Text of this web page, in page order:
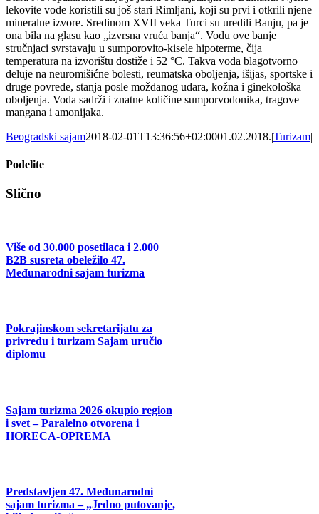
lekovite vode koristili su još stari Rimljani, koji su prvi i otkrili njene
mineralne izvore. Sredinom XVII veka Turci su uredili Banju, pa je
ona bila na glasu kao „izvrsna vruća banja“. Vodu ove banje
stručnjaci svrstavaju u sumporovito-kisele hipoterme, čija
temperatura na izvorištu dostiže i 52 °C. Takva voda blagotvorno
deluje na neuromišićne bolesti, reumatska oboljenja, išijas, sportske i
druge povrede, stanja posle moždanog udara, kožna i ginekološka
oboljenja. Voda sadrži i znatne količine sumporvodonika, tragove
mangana i amonijaka.
Beogradski sajam2018-02-01T13:36:56+02:0001.02.2018.|Turizam|
Podelite
Facebook
X
Tumblr
Pinterest
Email
Slično
Više od 30.000 posetilaca i 2.000
B2B susreta obeležilo 47.
Međunarodni sajam turizma
Pokrajinskom sekretarijatu za
privredu i turizam Sajam uručio
diplomu
Sajam turizma 2026 okupio region
i svet – Paralelno otvorena i
HORECA-OPREMA
Predstavljen 47. Međunarodni
sajam turizma – „Jedno putovanje,